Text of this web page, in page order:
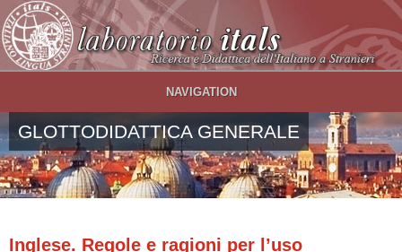
Salta al contenuto principale
NAVIGATION
GLOTTODIDATTICA GENERALE
Inglese. Regole e ragioni per l’uso